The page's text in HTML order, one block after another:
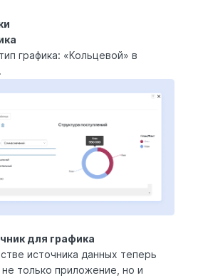
графика: «Кольцевой» в
для графика
источника данных теперь
только приложение, но и